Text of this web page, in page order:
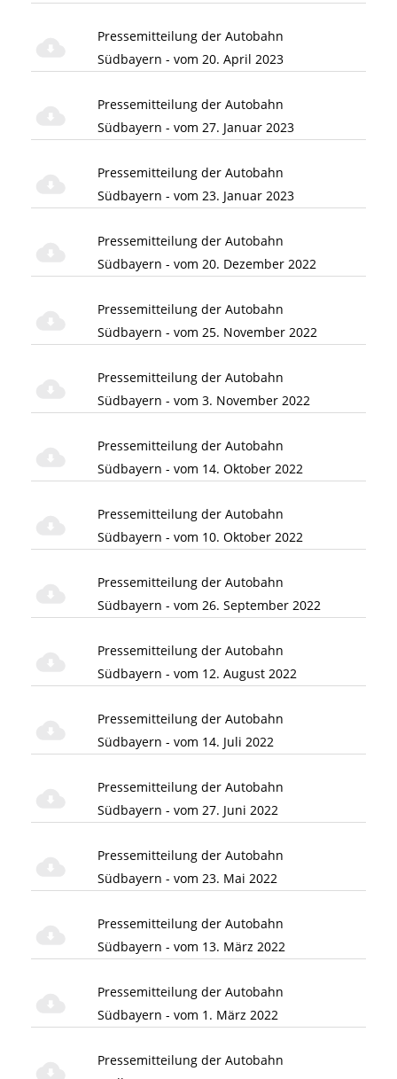
Pressemitteilung der Autobahn
Südbayern - vom 20. April 2023
Pressemitteilung der Autobahn
Südbayern - vom 27. Januar 2023
Pressemitteilung der Autobahn
Südbayern - vom 23. Januar 2023
Pressemitteilung der Autobahn
Südbayern - vom 20. Dezember 2022
Pressemitteilung der Autobahn
Südbayern - vom 25. November 2022
Pressemitteilung der Autobahn
Südbayern - vom 3. November 2022
Pressemitteilung der Autobahn
Südbayern - vom 14. Oktober 2022
Pressemitteilung der Autobahn
Südbayern - vom 10. Oktober 2022
Pressemitteilung der Autobahn
Südbayern - vom 26. September 2022
Pressemitteilung der Autobahn
Südbayern - vom 12. August 2022
Pressemitteilung der Autobahn
Südbayern - vom 14. Juli 2022
Pressemitteilung der Autobahn
Südbayern - vom 27. Juni 2022
Pressemitteilung der Autobahn
Südbayern - vom 23. Mai 2022
Pressemitteilung der Autobahn
Südbayern - vom 13. März 2022
Pressemitteilung der Autobahn
Südbayern - vom 1. März 2022
Pressemitteilung der Autobahn